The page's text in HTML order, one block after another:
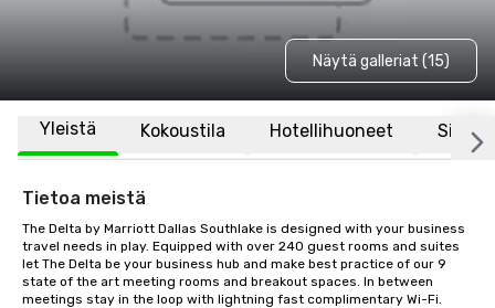
Näytä galleriat (15)
Yleistä Kokoustila Hotellihuoneet Sijainti
Tietoa meistä
The Delta by Marriott Dallas Southlake is designed with your business
travel needs in play. Equipped with over 240 guest rooms and suites
let The Delta be your business hub and make best practice of our 9
state of the art meeting rooms and breakout spaces. In between
meetings stay in the loop with lightning fast complimentary Wi-Fi.